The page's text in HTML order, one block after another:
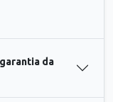
da